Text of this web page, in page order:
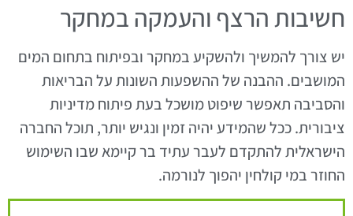
חשיבות הרצף והעמקה במחקר
יש צורך להמשיך ולהשקיע במחקר ובפיתוח בתחום המים
המושבים. ההבנה של ההשפעות השונות על הבריאות
והסביבה תאפשר שיפוט מושכל בעת פיתוח מדיניות
ציבורית. ככל שהמידע יהיה זמין ונגיש יותר, תוכל החברה
הישראלית להתקדם לעבר עתיד בר קיימא שבו השימוש
החוזר במי קולחין יהפוך לנורמה.